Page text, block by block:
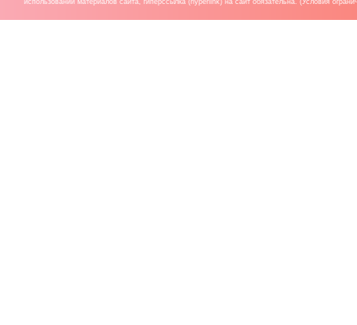
использовании материалов сайта, гиперссылка (hyperlink) на сайт обязательна. (Условия